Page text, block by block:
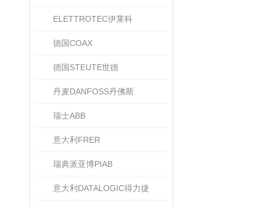
ELETTROTEC伊莱科
德国COAX
德国STEUTE世德
丹麦DANFOSS丹佛斯
瑞士ABB
意大利FRER
瑞典派亚博PIAB
意大利DATALOGIC得力捷